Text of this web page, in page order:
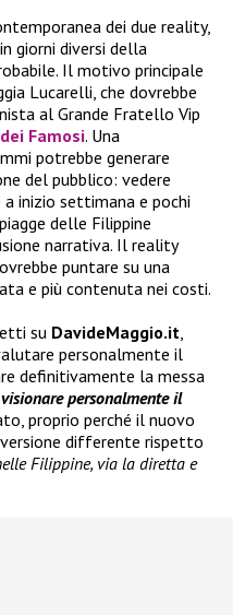
dei due reality,
giorni diversi della
Il motivo principale
Lucarelli, che dovrebbe
al Grande Fratello Vip
Famosi. Una
potrebbe generare
del pubblico: vedere
inizio settimana e pochi
delle Filippine
narrativa. Il reality
puntare su una
e più contenuta nei costi.
su DavideMaggio.it,
personalmente il
definitivamente la messa
personalmente il
proprio perché il nuovo
differente rispetto
Filippine, via la diretta e